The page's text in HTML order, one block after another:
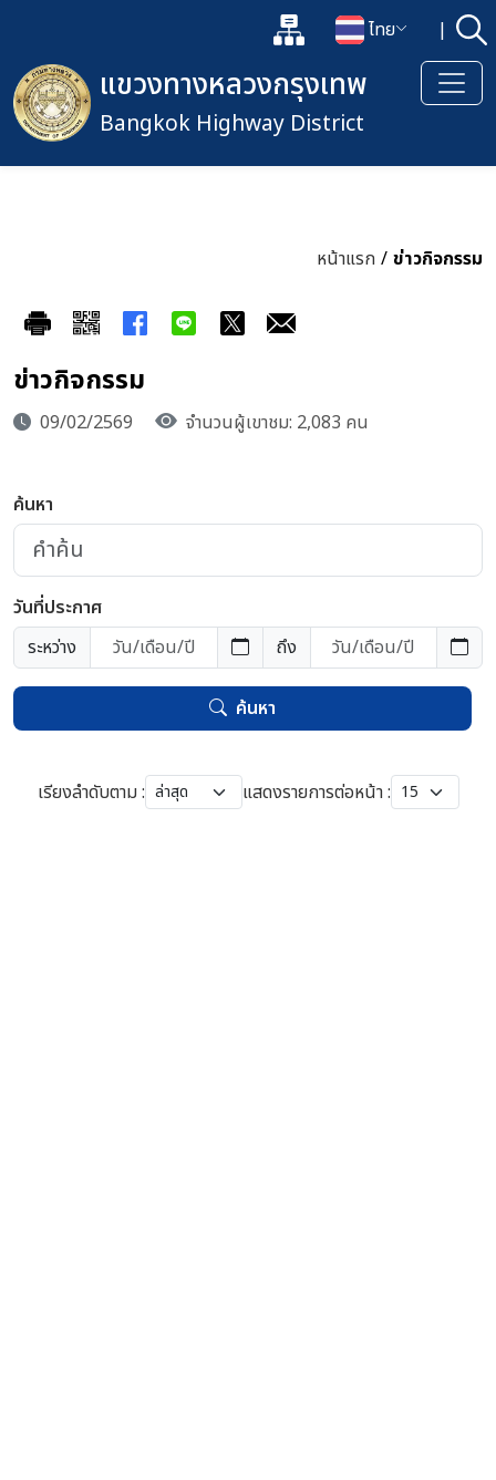
แผนผังเว็บไซต์
เปลี่ยนภาษา
ไทย | ค้
เปิดกล่องค้นหาข้อมูลหลักของเ
แขวงทางหลวงกรุงเทพ
Bangkok Highway District
หน้าแรก / ข่าวกิจกรรม
ข่าวกิจกรรม
09/02/2569 จำนวนผู้เขาชม: 2,083 คน
ค้นหา
วันที่ประกาศ
ระหว่าง
ถึง
ค้นหา
เรียงลำดับตาม : แสดงรายการต่อหน้า :